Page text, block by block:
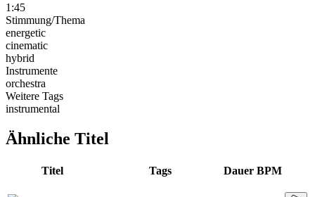
1:45
Stimmung/Thema
energetic
cinematic
hybrid
Instrumente
orchestra
Weitere Tags
instrumental
Ähnliche Titel
Titel Tags Dauer BPM